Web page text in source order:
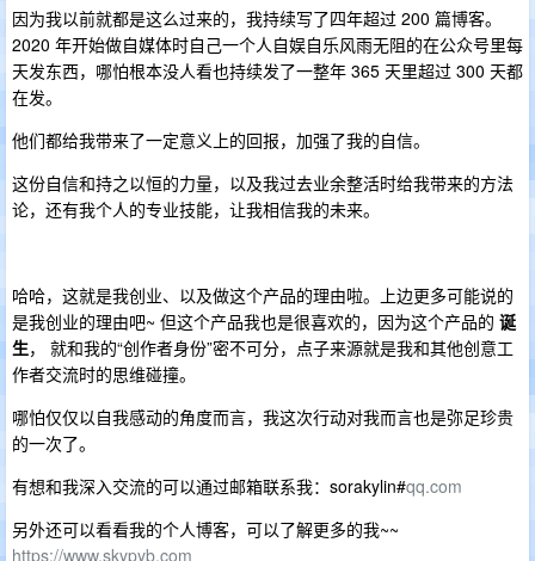
因为我以前就都是这么过来的，我持续写了四年超过 200 篇博客。
2020 年开始做自媒体时自己一个人自娱自乐风雨无阻的在公众号里每
天发东西，哪怕根本没人看也持续发了一整年 365 天里超过 300 天都
在发。
他们都给我带来了一定意义上的回报，加强了我的自信。
这份自信和持之以恒的力量，以及我过去业余整活时给我带来的方法
论，还有我个人的专业技能，让我相信我的未来。
哈哈，这就是我创业、以及做这个产品的理由啦。上边更多可能说的
是我创业的理由吧~ 但这个产品我也是很喜欢的，因为这个产品的 诞
生， 就和我的“创作者身份”密不可分，点子来源就是我和其他创意工
作者交流时的思维碰撞。
哪怕仅仅以自我感动的角度而言，我这次行动对我而言也是弥足珍贵
的一次了。
有想和我深入交流的可以通过邮箱联系我：sorakylin#qq.com
另外还可以看看我的个人博客，可以了解更多的我~~
https://www.skypyb.com